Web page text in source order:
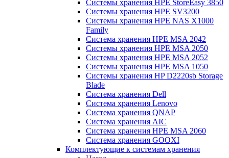
Системы хранения HPE StoreEasy 3850
Системы хранения HPE SV3200
Системы хранения HPE NAS X1000
Family
Система хранения HPE MSA 2042
Системы хранения HPE MSA 2050
Системы хранения HPE MSA 2052
Системы хранения HPE MSA 1050
Системы хранения HP D2220sb Storage
Blade
Система хранения Dell
Система хранения Lenovo
Система хранения QNAP
Система хранения AIC
Система хранения HPE MSA 2060
Система хранения GOOXI
Комплектующие к системам хранения